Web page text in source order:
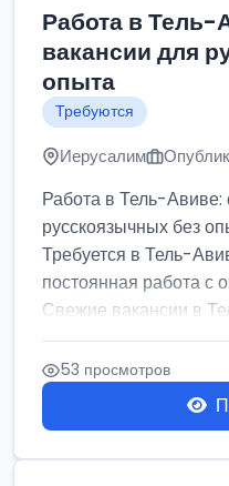
Работа в Тель-
вакансии для
опыта
Требуются
Иерусалим
Работа в Тель-Авиве:
русскоязычных без
Требуется в Тель-
постоянная работа с
Свежие вакансии в
женщин от хозя...
53 просмотров